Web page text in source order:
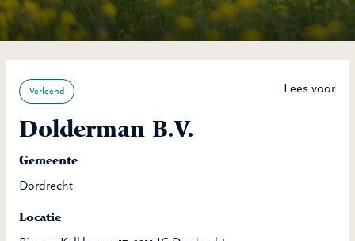
Lees voor
Verleend
Dolderman B.V.
Gemeente
Dordrecht
Locatie